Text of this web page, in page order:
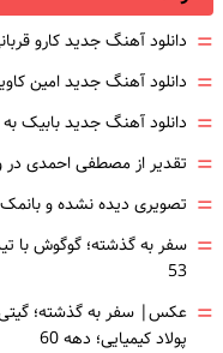
= دانلود آهنگ جدید کارو
= دانلود آهنگ جدید امین
= دانلود آهنگ جدید بابیک به
= تقدیر از مصطفی احمدی در
= تصویری دیده نشده و
=
53
= عکس| سفر به گذشته؛ گیتی
پولاد کیمیایی؛ دهه 60